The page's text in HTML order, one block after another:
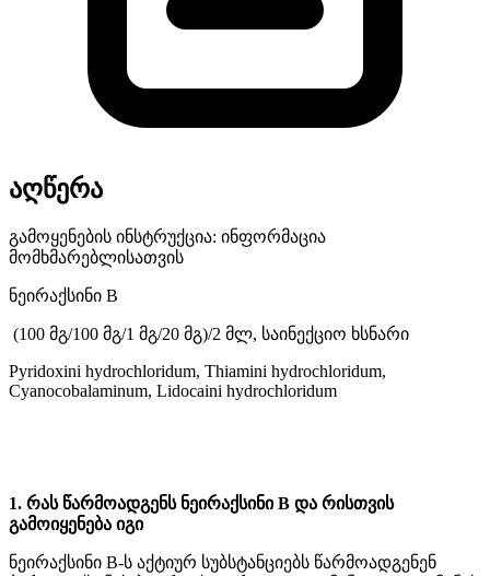
აღწერა
გამოყენების ინსტრუქცია: ინფორმაცია
მომხმარებლისათვის
ნეირაქსინი B
(100 მგ/100 მგ/1 მგ/20 მგ)/2 მლ, საინექციო ხსნარი
Pyridoxini hydrochloridum, Thiamini hydrochloridum,
Cyanocobalaminum, Lidocaini hydrochloridum
1. რას წარმოადგენს ნეირაქსინი B და რისთვის
გამოიყენება იგი
ნეირაქსინი B-ს აქტიურ სუბსტანციებს წარმოადგენენ